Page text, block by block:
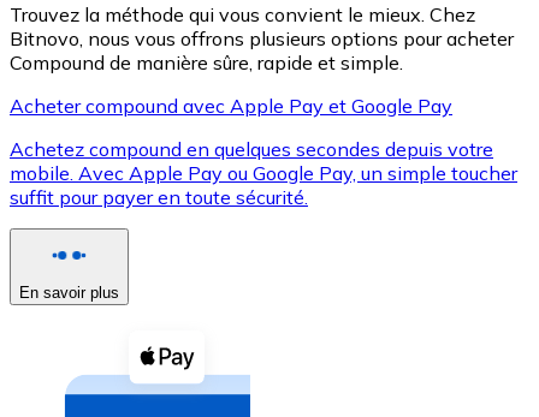
XRP
XRP
Voir toutes
Coupons crypto
Achetez des cryptomonnaies en espèces et d'autres
Trouvez la méthode qui vous convient le mieux. Chez
Bitnovo, nous vous offrons plusieurs options pour acheter
Compound de manière sûre, rapide et simple.
Acheter compound avec Apple Pay et Google Pay
Achetez compound en quelques secondes depuis votre
mobile. Avec Apple Pay ou Google Pay, un simple toucher
suffit pour payer en toute sécurité.
En savoir plus